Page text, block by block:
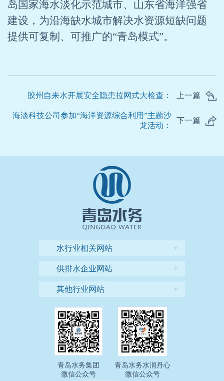
岛国家海水淡化示范城市、山东省海洋强省
建设，为沿海缺水城市解决水资源短缺问题
提供可复制、可推广的“青岛模式”。
胶州自来水开展安全隐患拉网式大检查： 上一篇
海淡科技公司参加“海洋资源综合利用”主题沙
龙活动：
下一篇
水行业相关网站 ▼
供排水企业网站 ▼
其他行业网站 ▼
青岛水务集团
微信公众号
青岛水务水润丹心
微信公众号